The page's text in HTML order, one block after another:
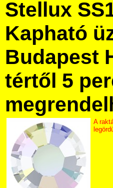
Stellux
Kapható
Budapest
tértől 5
A